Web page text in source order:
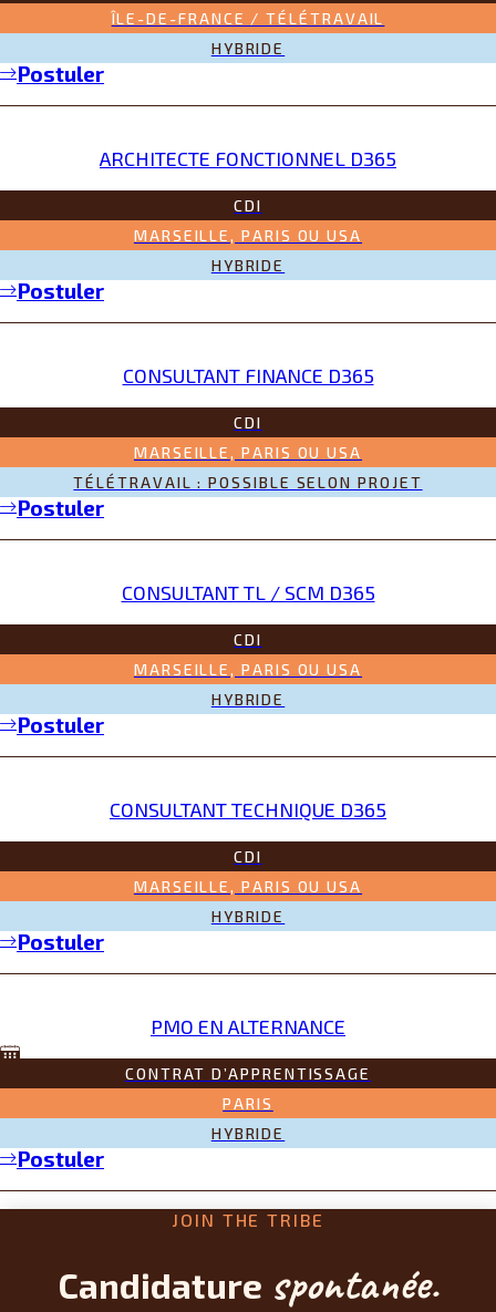
ÎLE-DE-FRANCE / TÉLÉTRAVAIL
HYBRIDE
Postuler
ARCHITECTE FONCTIONNEL D365
CDI
MARSEILLE, PARIS OU USA
HYBRIDE
Postuler
CONSULTANT FINANCE D365
CDI
MARSEILLE, PARIS OU USA
TÉLÉTRAVAIL : POSSIBLE SELON PROJET
Postuler
CONSULTANT TL / SCM D365
CDI
MARSEILLE, PARIS OU USA
HYBRIDE
Postuler
CONSULTANT TECHNIQUE D365
CDI
MARSEILLE, PARIS OU USA
HYBRIDE
Postuler
PMO EN ALTERNANCE
CONTRAT D’APPRENTISSAGE
PARIS
HYBRIDE
Postuler
JOIN THE TRIBE
Candidature spontanée.